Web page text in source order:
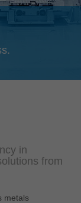
in
from
metals